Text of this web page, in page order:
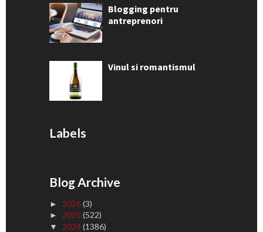
Blogging pentru
antreprenori
Vinul si romantismul
Labels
Blog Archive
► 2026(3)
► 2025 (522)
▼ 2024(1386)